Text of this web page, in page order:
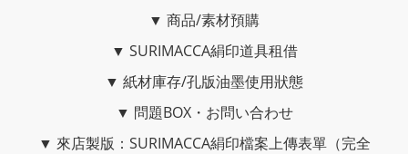
▼ 商品/素材預購
▼ SURIMACCA絹印道具租借
▼ 紙材庫存/孔版油墨使用狀態
▼ 問題BOX・お問い合わせ
▼ 來店製版：SURIMACCA絹印檔案上傳表單（完全